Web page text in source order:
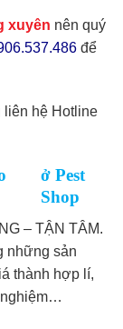
xuyên nên quý
để
liên hệ Hotline
ở Pest
Shop
– TẬN TÂM.
những sản
thành hợp lí,
nghiệm…